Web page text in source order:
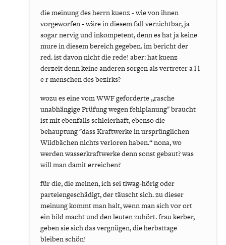
die meinung des herrn kuenz - wie von ihnen
vorgeworfen - wäre in diesem fall verzichtbar, ja
sogar nervig und inkompetent, denn es hat ja keine
mure in diesem bereich gegeben. im bericht der
red. ist davon nicht die rede! aber: hat kuenz
derzeit denn keine anderen sorgen als vertreter a l l
e r menschen des bezirks?
wozu es eine vom WWF geforderte „rasche
unabhängige Prüfung wegen fehlplanung" braucht
ist mit ebenfalls schleierhaft, ebenso die
behauptung "dass Kraftwerke in ursprünglichen
Wildbächen nichts verloren haben.“ nona, wo
werden wasserkraftwerke denn sonst gebaut? was
will man damit erreichen?
für die, die meinen, ich sei tiwag-hörig oder
parteiengeschädigt, der täuscht sich. zu dieser
meinung kommt man halt, wenn man sich vor ort
ein bild macht und den leuten zuhört. frau kerber,
geben sie sich das vergnügen, die herbsttage
bleiben schön!